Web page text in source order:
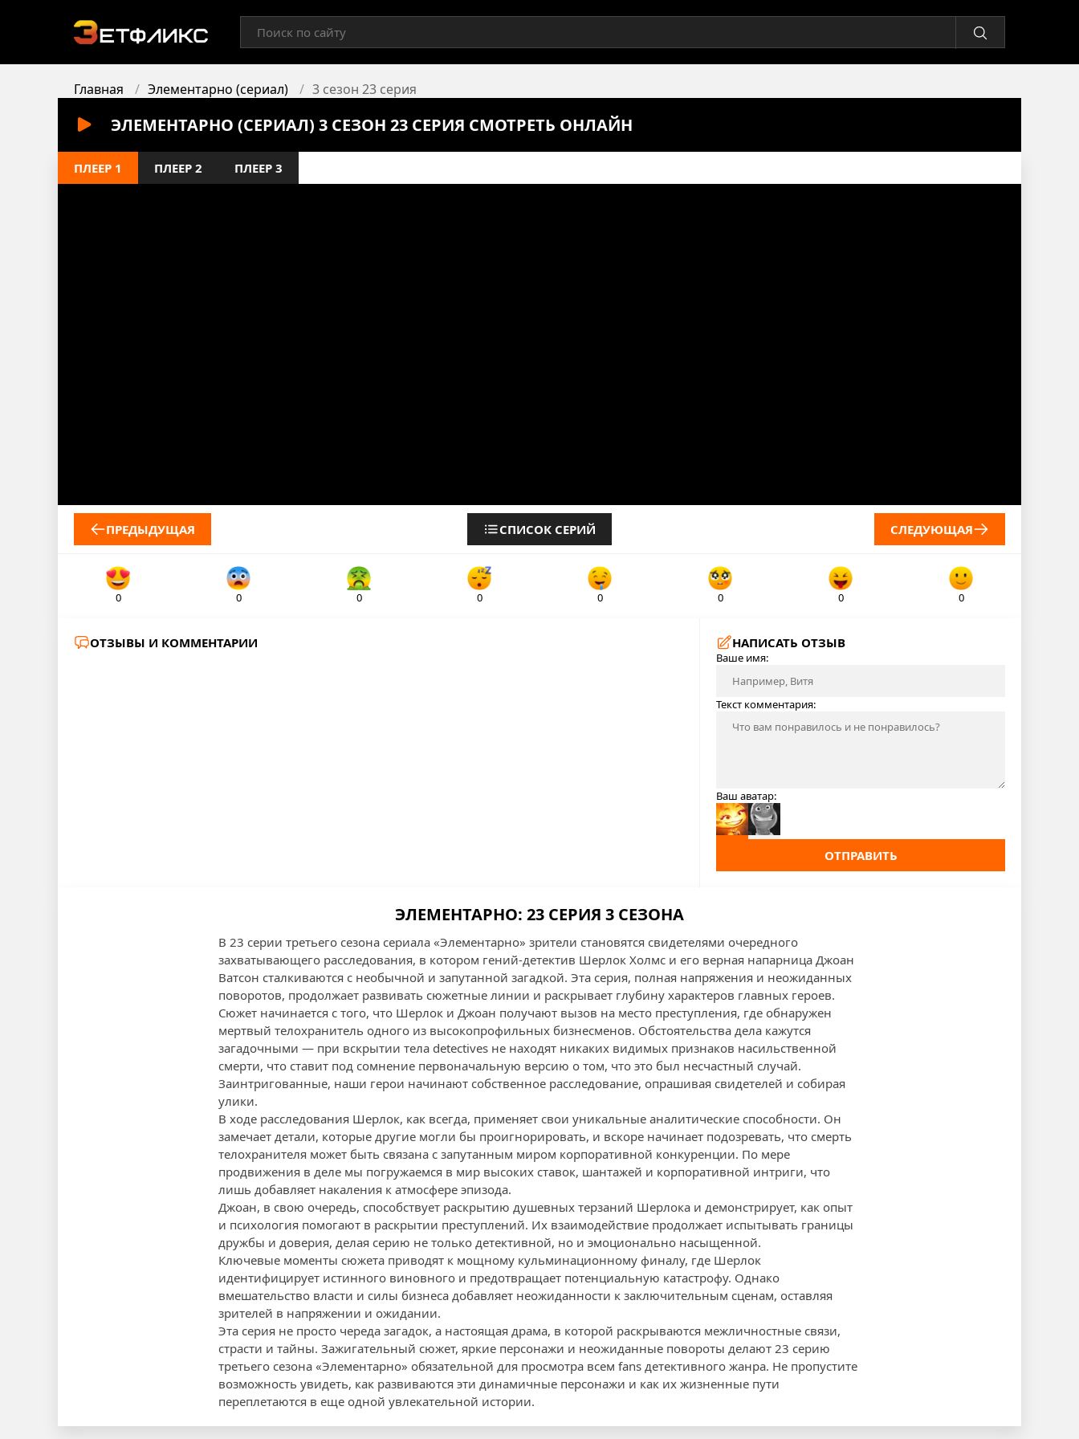
Главная Элементарно (сериал) 3 сезон 23 серия
ЭЛЕМЕНТАРНО (СЕРИАЛ) 3 СЕЗОН 23 СЕРИЯ СМОТРЕТЬ ОНЛАЙН
ПЛЕЕР 1 ПЛЕЕР 2 ПЛЕЕР 3
ПРЕДЫДУЩАЯ СПИСОК СЕРИЙ СЛЕДУЮЩАЯ
0 0 0 0 0 0 0 0
ОТЗЫВЫ И КОММЕНТАРИИ НАПИСАТЬ ОТЗЫВ
Ваше имя:
Текст комментария:
Ваш аватар:
ОТПРАВИТЬ
ЭЛЕМЕНТАРНО: 23 СЕРИЯ 3 СЕЗОНА
В 23 серии третьего сезона сериала «Элементарно» зрители становятся свидетелями очередного
захватывающего расследования, в котором гений-детектив Шерлок Холмс и его верная напарница Джоан
Ватсон сталкиваются с необычной и запутанной загадкой. Эта серия, полная напряжения и неожиданных
поворотов, продолжает развивать сюжетные линии и раскрывает глубину характеров главных героев.
Сюжет начинается с того, что Шерлок и Джоан получают вызов на место преступления, где обнаружен
мертвый телохранитель одного из высокопрофильных бизнесменов. Обстоятельства дела кажутся
загадочными — при вскрытии тела detectives не находят никаких видимых признаков насильственной
смерти, что ставит под сомнение первоначальную версию о том, что это был несчастный случай.
Заинтригованные, наши герои начинают собственное расследование, опрашивая свидетелей и собирая
улики.
В ходе расследования Шерлок, как всегда, применяет свои уникальные аналитические способности. Он
замечает детали, которые другие могли бы проигнорировать, и вскоре начинает подозревать, что смерть
телохранителя может быть связана с запутанным миром корпоративной конкуренции. По мере
продвижения в деле мы погружаемся в мир высоких ставок, шантажей и корпоративной интриги, что
лишь добавляет накаления к атмосфере эпизода.
Джоан, в свою очередь, способствует раскрытию душевных терзаний Шерлока и демонстрирует, как опыт
и психология помогают в раскрытии преступлений. Их взаимодействие продолжает испытывать границы
дружбы и доверия, делая серию не только детективной, но и эмоционально насыщенной.
Ключевые моменты сюжета приводят к мощному кульминационному финалу, где Шерлок
идентифицирует истинного виновного и предотвращает потенциальную катастрофу. Однако
вмешательство власти и силы бизнеса добавляет неожиданности к заключительным сценам, оставляя
зрителей в напряжении и ожидании.
Эта серия не просто череда загадок, а настоящая драма, в которой раскрываются межличностные связи,
страсти и тайны. Зажигательный сюжет, яркие персонажи и неожиданные повороты делают 23 серию
третьего сезона «Элементарно» обязательной для просмотра всем fans детективного жанра. Не пропустите
возможность увидеть, как развиваются эти динамичные персонажи и как их жизненные пути
переплетаются в еще одной увлекательной истории.